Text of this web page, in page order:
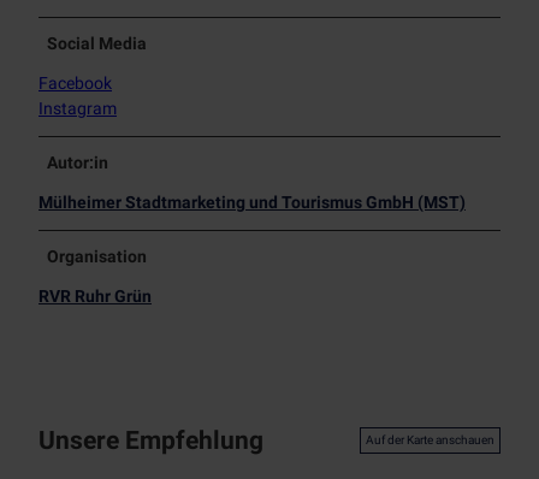
Social Media
Facebook
Instagram
Autor:in
Mülheimer Stadtmarketing und Tourismus GmbH (MST)
Organisation
RVR Ruhr Grün
Unsere Empfehlung Auf der Karte anschauen